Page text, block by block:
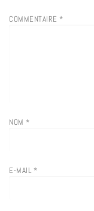
COMMENTAIRE *
NOM *
E-MAIL *